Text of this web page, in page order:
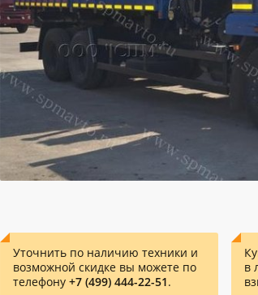
Уточнить по наличию техники и
возможной скидке вы можете по
телефону +7 (499) 444-22-51.
в